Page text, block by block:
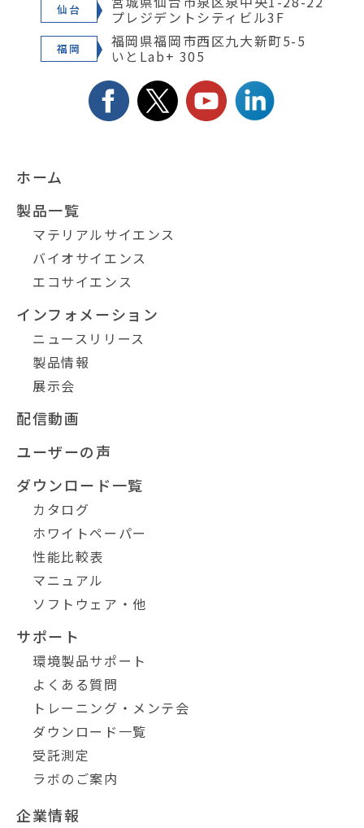
仙台 プレジデントシティビル3F
福岡 福岡県福岡市西区九大新町5-5
いとLab+ 305
ホーム
製品一覧
マテリアルサイエンス
バイオサイエンス
エコサイエンス
インフォメーション
ニュースリリース
製品情報
展示会
配信動画
ユーザーの声
ダウンロード一覧
カタログ
ホワイトペーパー
性能比較表
マニュアル
ソフトウェア・他
サポート
環境製品サポート
よくある質問
トレーニング・メンテ会
ダウンロード一覧
受託測定
ラボのご案内
企業情報